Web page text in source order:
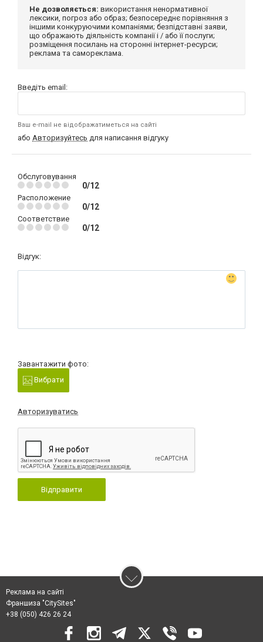
Не дозволяється: використання ненормативної
лексики, погроз або образ; безпосереднє порівняння з
іншими конкуруючими компаніями; безпідставні заяви,
що ображають діяльність компанії і / або її послуги;
розміщення посилань на сторонні інтернет-ресурси;
реклама та самореклама.
Введіть email:
Ваш e-mail не відображатиметься на сайті
або Авторизуйтесь для написання відгуку
Обслуговування
0/12
Расположение
0/12
Соответствие
0/12
Відгук:
Завантажити фото:
Вибрати
Авторизуватись
Відправити
Реклама на сайті
Франшиза "CitySites"
+38 (050) 426 26 24